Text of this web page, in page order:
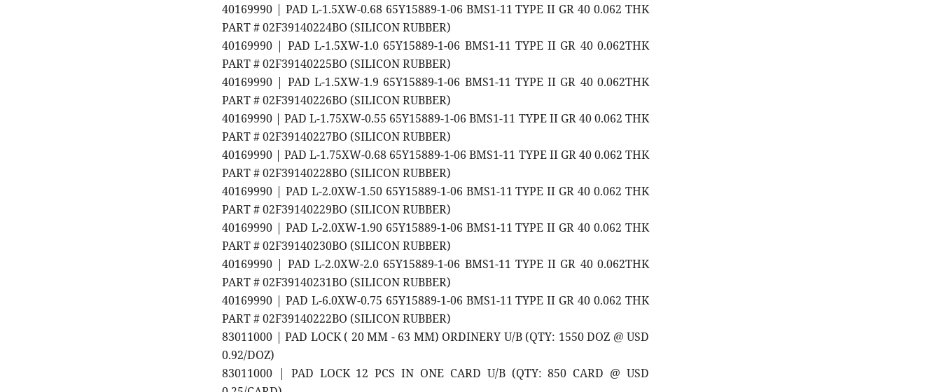
40169990 | PAD L-1.5XW-0.68 65Y15889-1-06 BMS1-11 TYPE II GR 40 0.062 THK
PART # 02F39140224BO (SILICON RUBBER)
40169990 | PAD L-1.5XW-1.0 65Y15889-1-06 BMS1-11 TYPE II GR 40 0.062THK
PART # 02F39140225BO (SILICON RUBBER)
40169990 | PAD L-1.5XW-1.9 65Y15889-1-06 BMS1-11 TYPE II GR 40 0.062THK
PART # 02F39140226BO (SILICON RUBBER)
40169990 | PAD L-1.75XW-0.55 65Y15889-1-06 BMS1-11 TYPE II GR 40 0.062 THK
PART # 02F39140227BO (SILICON RUBBER)
40169990 | PAD L-1.75XW-0.68 65Y15889-1-06 BMS1-11 TYPE II GR 40 0.062 THK
PART # 02F39140228BO (SILICON RUBBER)
40169990 | PAD L-2.0XW-1.50 65Y15889-1-06 BMS1-11 TYPE II GR 40 0.062 THK
PART # 02F39140229BO (SILICON RUBBER)
40169990 | PAD L-2.0XW-1.90 65Y15889-1-06 BMS1-11 TYPE II GR 40 0.062 THK
PART # 02F39140230BO (SILICON RUBBER)
40169990 | PAD L-2.0XW-2.0 65Y15889-1-06 BMS1-11 TYPE II GR 40 0.062THK
PART # 02F39140231BO (SILICON RUBBER)
40169990 | PAD L-6.0XW-0.75 65Y15889-1-06 BMS1-11 TYPE II GR 40 0.062 THK
PART # 02F39140222BO (SILICON RUBBER)
83011000 | PAD LOCK ( 20 MM - 63 MM) ORDINERY U/B (QTY: 1550 DOZ @ USD
0.92/DOZ)
83011000 | PAD LOCK 12 PCS IN ONE CARD U/B (QTY: 850 CARD @ USD